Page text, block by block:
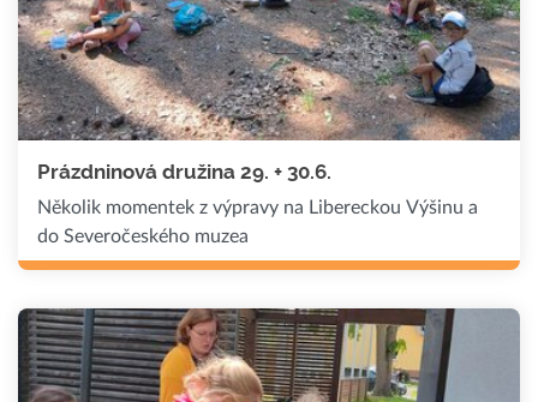
Prázdninová družina 29. + 30.6.
Několik momentek z výpravy na Libereckou Výšinu a
do Severočeského muzea